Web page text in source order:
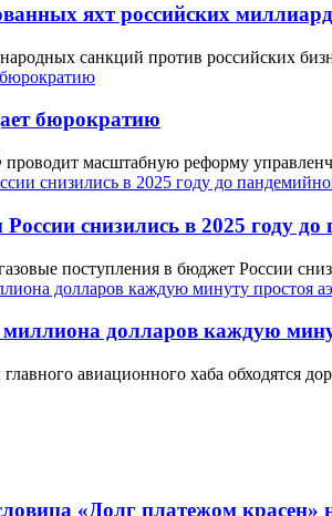
яхт российских
санкций против российских
бюрократию
масштабную реформу
снизились в 2025 году
поступления в бюджет России
миллиона долларов каждую
авиационного хаба обходятся
«Долг платежом красен»